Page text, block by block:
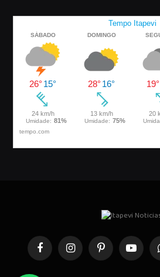
FacebookInstagramPinterestYouTube